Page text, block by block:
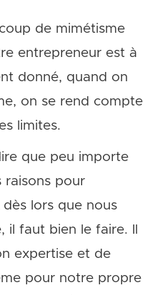
de mimétisme
entrepreneur est à
donné, quand on
on se rend compte
limites.
que peu importe
raisons pour
dès lors que nous
il faut bien le faire. Il
expertise et de
pour notre propre